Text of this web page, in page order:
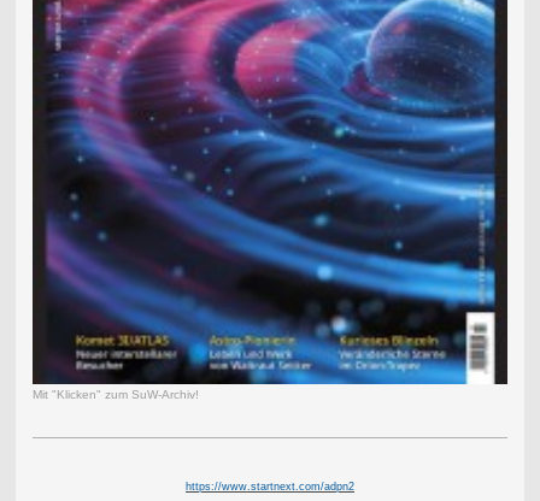
Mit "Klicken" zum SuW-Archiv!
https://www.startnext.com/adpn2